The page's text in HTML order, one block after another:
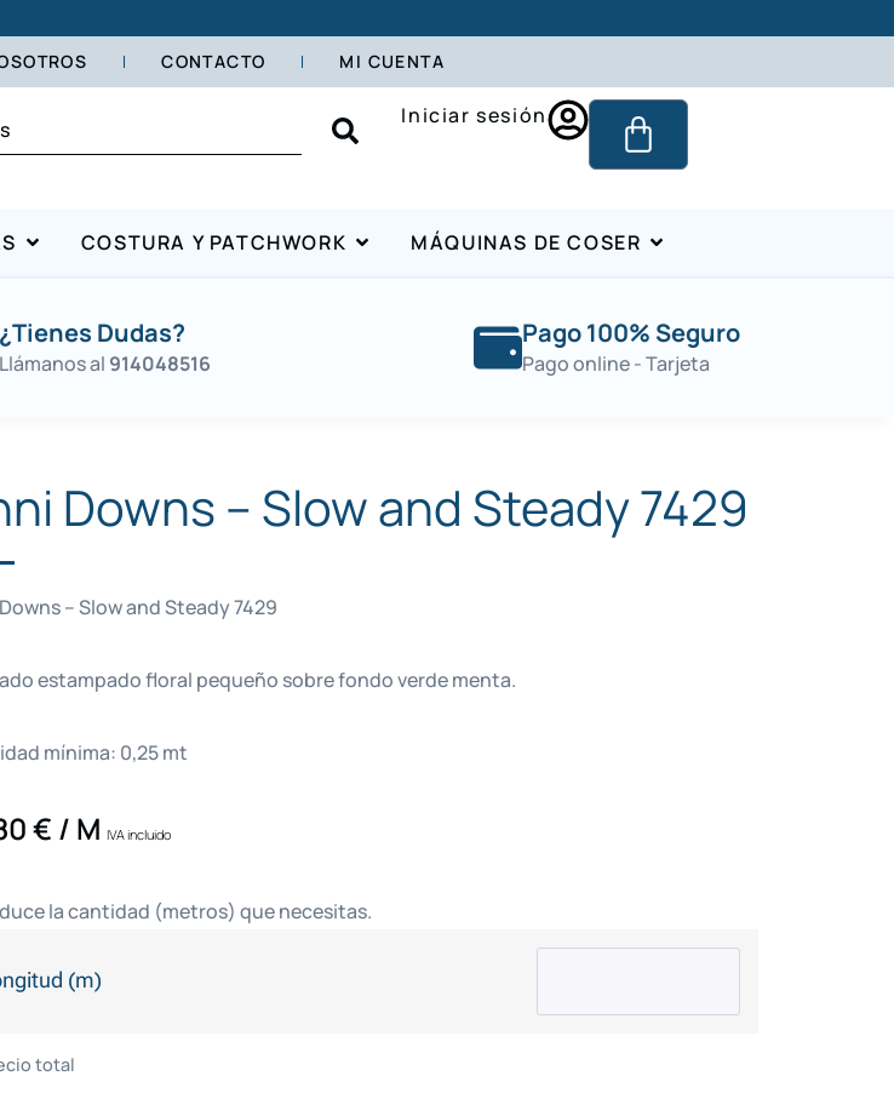
CONTACTO MI CUENTA
Iniciar sesión
COSTURA Y PATCHWORK MÁQUINAS DE COSER
¿Tienes Dudas?
Llámanos al 914048516
Pago 100% Seguro
Pago online - Tarjeta
Downs – Slow and Steady 7429
– Slow and Steady 7429
estampado floral pequeño sobre fondo verde menta.
mínima: 0,25 mt
€ / M IVA incluido
la cantidad (metros) que necesitas.
(m)
total